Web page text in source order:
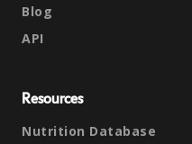
Blog
API
Resources
Nutrition Database